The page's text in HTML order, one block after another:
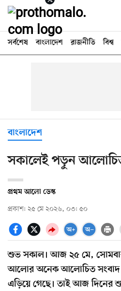
সর্বশেষ বাংলাদেশ রাজনীতি বিশ্ব
বাংলাদেশ
সকালেই পড়ুন
প্রথম আলো ডেস্ক
প্রকাশ: ২৫ মে ২০২৬, ০৩: ৫০
শুভ সকাল। আজ ২৫ মে,
আলোর অনেক আলোচিত
এড়িয়ে গেছে। তাই আজ দিনের